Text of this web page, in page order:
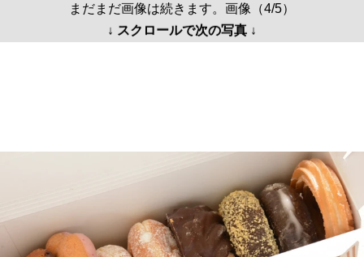
まだまだ画像は続きます。画像（4/5）
↓ スクロールで次の写真 ↓